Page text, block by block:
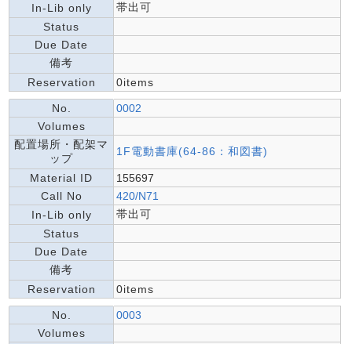
In-Lib only
帯出可
Status
Due Date
備考
Reservation
0items
No.
0002
Volumes
配置場所・配架マ
ップ
1F電動書庫(64-86：和図書)
Material ID
155697
Call No
420/N71
In-Lib only
帯出可
Status
Due Date
備考
Reservation
0items
No.
0003
Volumes